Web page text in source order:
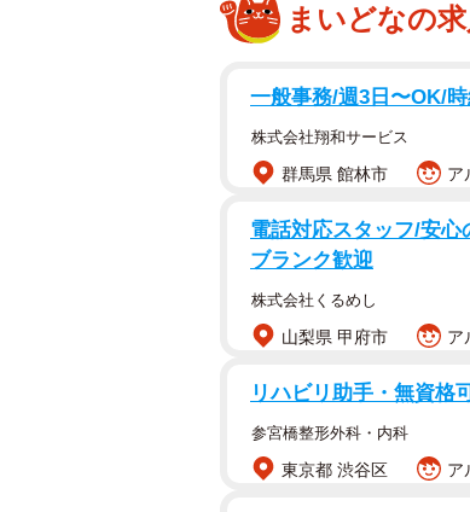
プロで培った技術を指導
重視。「目標を持つ」「自
する。コーチ就任後、最初
をとり、チーム平均で７キ
で敗れた悔しさを晴らすた
に“浪速のゴジラ”岡田貴弘
れた。
「負けず嫌いだったので
た」
０６年ドラフト５位でオ
まいどなの
一般事務/週3日〜OK/
株式会社翔和サービス
群馬県 館林市 ア
電話対応スタッフ/安
ブランク歓迎
株式会社くるめし
山梨県 甲府市 ア
リハビリ助手・無資格
参宮橋整形外科・内科
東京都 渋谷区 ア